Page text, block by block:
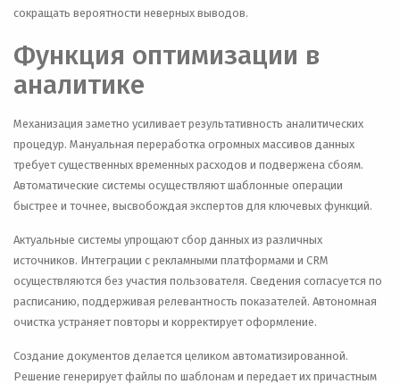
сокращать вероятности неверных выводов.
Функция оптимизации в
аналитике
Механизация заметно усиливает результативность аналитических
процедур. Мануальная переработка огромных массивов данных
требует существенных временных расходов и подвержена сбоям.
Автоматические системы осуществляют шаблонные операции
быстрее и точнее, высвобождая экспертов для ключевых функций.
Актуальные системы упрощают сбор данных из различных
источников. Интеграции с рекламными платформами и CRM
осуществляются без участия пользователя. Сведения согласуется по
расписанию, поддерживая релевантность показателей. Автономная
очистка устраняет повторы и корректирует оформление.
Создание документов делается целиком автоматизированной.
Решение генерирует файлы по шаблонам и передает их причастным